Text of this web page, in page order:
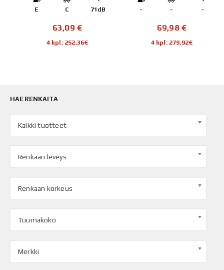
71dB
63,09€
4 kpl: 252,36€
69,98€
4 kpl: 279,92€
HAE RENKAITA
Kaikki tuotteet
Renkaan leveys
Renkaan korkeus
Tuumakoko
Merkki